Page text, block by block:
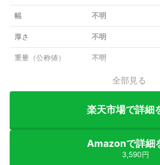
幅 不明
厚さ 不明
重量（公称値） 不明
全部見る
楽天市場で詳細
Amazonで詳細
3,590円